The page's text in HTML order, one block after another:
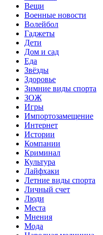
Вещи
Военные новости
Волейбол
Гаджеты
Дети
Дом и сад
Еда
Звёзды
Здоровье
Зимние виды спорта
ЗОЖ
Игры
Импортозамещение
Интернет
Истории
Компании
Криминал
Культура
Лайфхаки
Летние виды спорта
Личный счет
Люди
Места
Мнения
Мода